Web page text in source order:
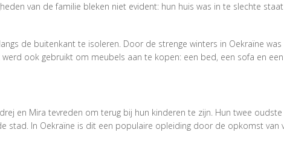
van de familie bleken niet evident: hun huis was in te slechte
de buitenkant te isoleren. Door de strenge winters in Oekraïne
ook gebruikt om meubels aan te kopen: een bed, een sofa en
en Mira tevreden om terug bij hun kinderen te zijn. Hun twee
stad. In Oekraïne is dit een populaire opleiding door de opkomst van